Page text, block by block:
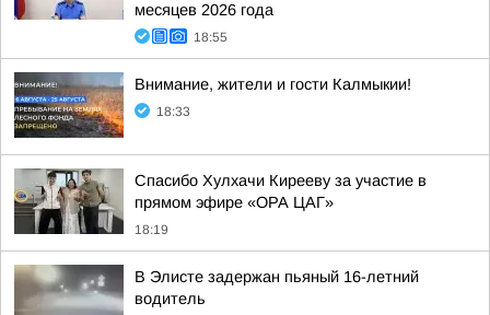
месяцев 2026 года
18:55
Внимание, жители и гости Калмыкии!
18:33
Спасибо Хулхачи Кирееву за участие в
прямом эфире «ОРА ЦАГ»
18:19
В Элисте задержан пьяный 16-летний
водитель